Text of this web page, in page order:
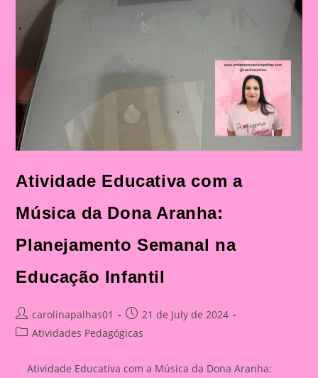
Atividade Educativa com a
Música da Dona Aranha:
Planejamento Semanal na
Educação Infantil
Post
author:
carolinapalhas01
Post
published:
21 de July de 2024
PostAtividades Pedagógicas
Atividade Educativa com a Música da Dona Aranha: